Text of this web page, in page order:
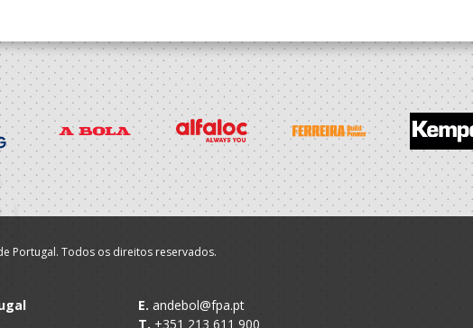
Portugal. Todos os direitos reservados.
E. andebol@fpa.pt
T. +351 213 611 900